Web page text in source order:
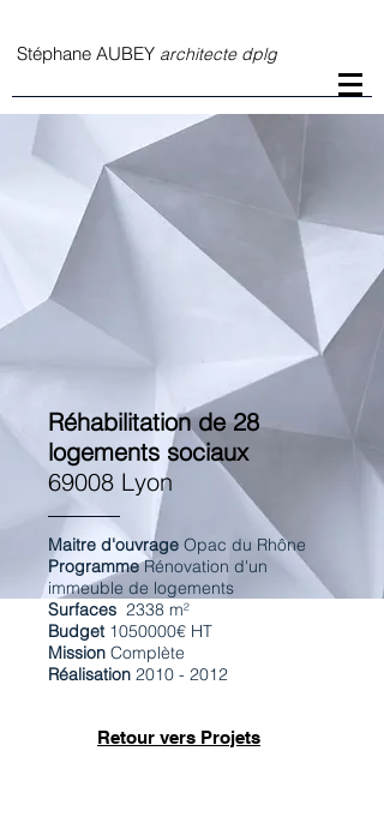
Stéphane AUBEY architecte dplg
Réhabilitation de 28
logements sociaux
69008 Lyon
Maitre d'ouvrage Opac du Rhône
ProgrammeRénovation d'un
immeuble de logements
Surfaces 2338 m²
Budget 1050000€ HT
Mission Complète
Réalisation 2010 - 2012
Retour vers Projets